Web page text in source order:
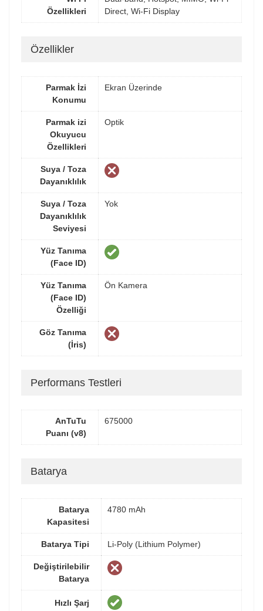
Özellikleri
Direct, Wi-Fi Display
Özellikler
Parmak İzi
Konumu
Ekran Üzerinde
Parmak izi
Okuyucu
Özellikleri
Optik
Suya / Toza
Dayanıklılık
Suya / Toza
Dayanıklılık
Seviyesi
Yok
Yüz Tanıma
(Face ID)
Yüz Tanıma
(Face ID)
Özelliği
Ön Kamera
Göz Tanıma
(İris)
Performans Testleri
AnTuTu
Puanı (v8)
675000
Batarya
Batarya
Kapasitesi
4780 mAh
Batarya Tipi Li-Poly (Lithium Polymer)
Değiştirilebilir
Batarya
Hızlı Şarj